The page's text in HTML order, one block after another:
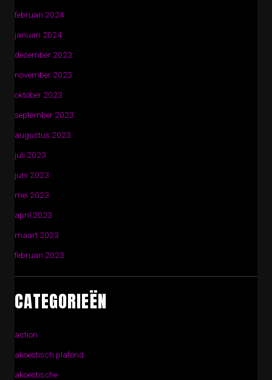
februari 2024
januari 2024
december 2023
november 2023
oktober 2023
september 2023
augustus 2023
juli 2023
juni 2023
mei 2023
april 2023
maart 2023
februari 2023
CATEGORIEËN
action
akoestisch plafond
akoestische